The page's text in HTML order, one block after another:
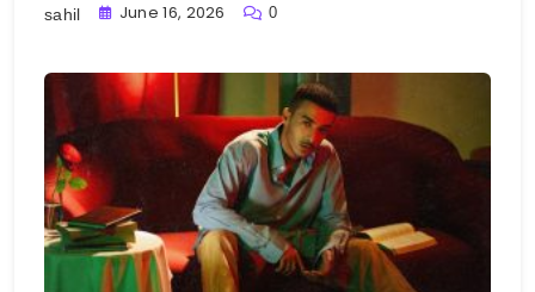
sahil June 16, 2026 0